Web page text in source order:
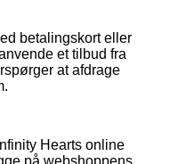
betalingskort eller
et tilbud fra
at afdrage
Hearts online
på webshoppens